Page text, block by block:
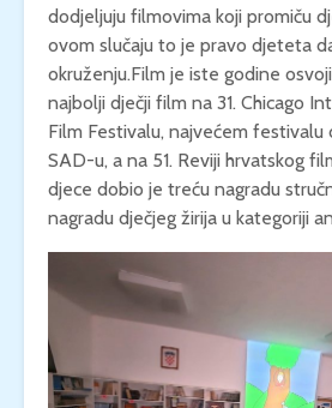
dodjeljuju filmovima koji promiču
ovom slučaju to je pravo djeteta
okruženju.Film je iste godine
najbolji dječji film na 31. Chicago
Film Festivalu, najvećem festivalu
SAD-u, a na 51. Reviji hrvatskog
djece dobio je treću nagradu
nagradu dječjeg žirija u kategoriji